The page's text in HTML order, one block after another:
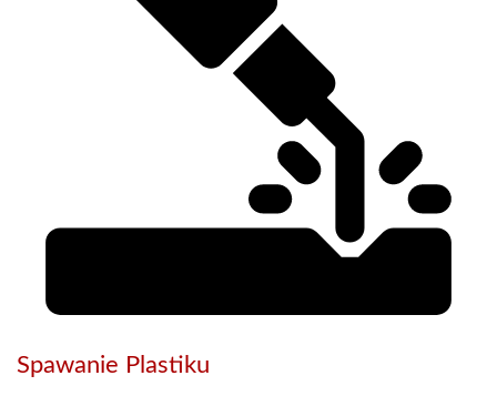
Spawanie Plastiku